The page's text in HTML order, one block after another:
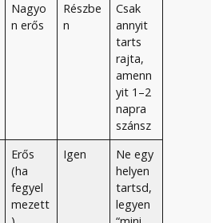
Nagyo
n erős
Részbe
n
Csak
annyit
tarts
rajta,
amenn
yit 1–2
napra
szánsz
Erős
(ha
fegyel
mezett
Igen
Ne egy
helyen
tartsd,
legyen